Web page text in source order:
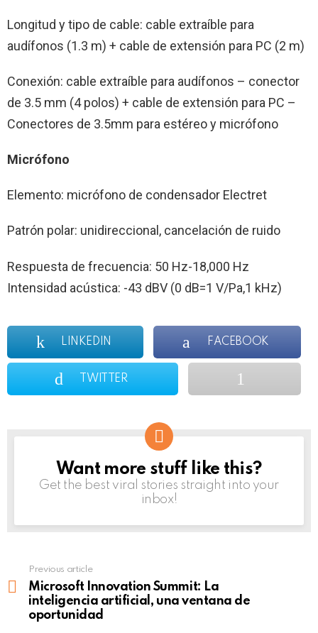
Longitud y tipo de cable: cable extraíble para
audífonos (1.3 m) + cable de extensión para PC (2 m)
Conexión: cable extraíble para audífonos – conector
de 3.5 mm (4 polos) + cable de extensión para PC –
Conectores de 3.5mm para estéreo y micrófono
Micrófono
Elemento: micrófono de condensador Electret
Patrón polar: unidireccional, cancelación de ruido
Respuesta de frecuencia: 50 Hz-18,000 Hz
Intensidad acústica: -43 dBV (0 dB=1 V/Pa,1 kHz)
LINKEDIN FACEBOOK
TWITTER
NEWSLETTER
Want more stuff like this?
Get the best viral stories straight into your
inbox!
more
Previous article
Microsoft Innovation Summit: La
inteligencia artificial, una ventana de
oportunidad